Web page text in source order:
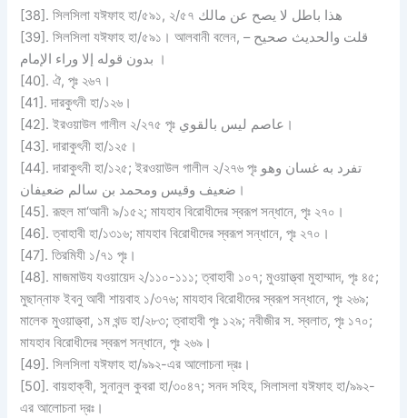
[38]. সিলসিলা যঈফাহ হা/৫৯১, ২/৫৭ هذا باطل لا يصح عن مالك
[39]. সিলসিলা যঈফাহ হা/৫৯১। আলবানী বলেন, – قلت والحديث صحيح
بدون قوله إلا وراء الإمام ।
[40]. ঐ, পৃঃ ২৬৭।
[41]. দারকুৎনী হা/১২৬।
[42]. ইরওয়াউল গালীল ২/২৭৫ পৃঃ عاصم ليس بالقوي।
[43]. দারাকুৎনী হা/১২৫।
[44]. দারাকুৎনী হা/১২৫; ইরওয়াউল গালীল ২/২৭৬ পৃঃ تفرد به غسان وهو
ضعيف وقيس ومحمد بن سالم ضعيفان।
[45]. রূহুল মা‘আনী ৯/১৫২; মাযহাব বিরোধীদের স্বরূপ সন্ধানে, পৃঃ ২৭০।
[46]. ত্বাহাবী হা/১৩১৬; মাযহাব বিরোধীদের স্বরূপ সন্ধানে, পৃঃ ২৭০।
[47]. তিরমিযী ১/৭১ পৃঃ।
[48]. মাজমাউয যওয়ায়েদ ২/১১০-১১১; ত্বাহাবী ১০৭; মুওয়াত্ত্বা মুহাম্মাদ, পৃঃ ৪৫;
মুছান্নাফ ইবনু আবী শায়বাহ ১/৩৭৬; মাযহাব বিরোধীদের স্বরূপ সন্ধানে, পৃঃ ২৬৯;
মালেক মুওয়াত্ত্বা, ১ম খন্ড হা/২৮৩; ত্বাহাবী পৃঃ ১২৯; নবীজীর স. স্বলাত, পৃঃ ১৭০;
মাযহাব বিরোধীদের স্বরূপ সন্ধানে, পৃঃ ২৬৯।
[49]. সিলসিলা যঈফাহ হা/৯৯২-এর আলোচনা দ্রঃ।
[50]. বায়হাক্বী, সুনানুল কুবরা হা/৩০৪৭; সনদ সহিহ, সিলাসলা যঈফাহ হা/৯৯২-
এর আলোচনা দ্রঃ।